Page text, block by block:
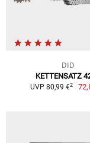
DID
KETTENSATZ
UVP 80,99 €2